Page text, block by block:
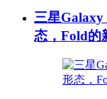
三星
态，Fold的